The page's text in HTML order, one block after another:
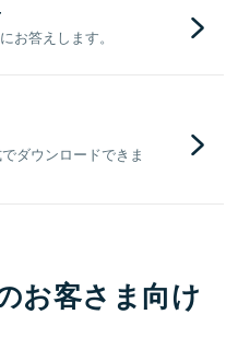
お答えします。
ダウンロードできま
お客さま向け